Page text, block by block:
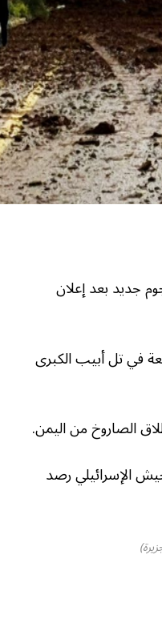
جديد بعد إعلان
في تل أبيب الكبرى
الإسرائيلي رصد